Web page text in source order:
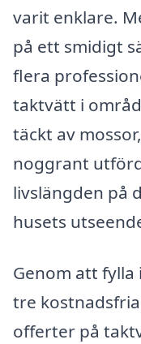
varit enklare.
på ett smidigt
flera
taktvätt i
täckt av
noggrant
livslängden på
husets
Genom att
tre
offerter på